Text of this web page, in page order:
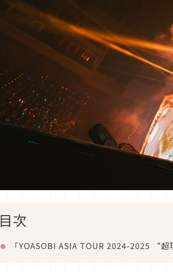
目次
「YOASOBI ASIA TOUR 2024-2025 “